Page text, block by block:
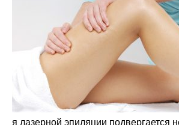
я лазерной эпиляции подвергается